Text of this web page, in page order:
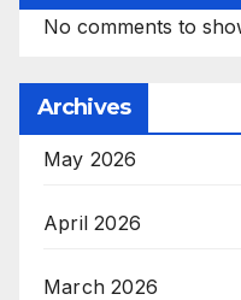
No comments to
Archives
May 2026
April 2026
March 2026